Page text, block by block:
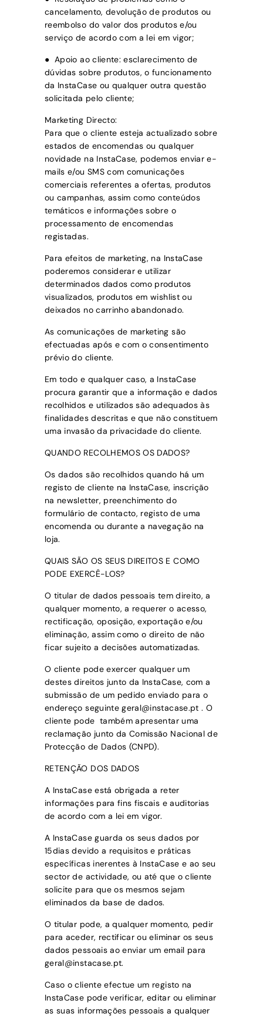
cancelamento, devolução de produtos ou
reembolso do valor dos produtos e/ou
serviço de acordo com a lei em vigor;
● Apoio ao cliente: esclarecimento de
dúvidas sobre produtos, o funcionamento
da InstaCase ou qualquer outra questão
solicitada pelo cliente;
Marketing Directo:
Para que o cliente esteja actualizado sobre
estados de encomendas ou qualquer
novidade na InstaCase, podemos enviar e-
mails e/ou SMS com comunicações
comerciais referentes a ofertas, produtos
ou campanhas, assim como conteúdos
temáticos e informações sobre o
processamento de encomendas
registadas.
Para efeitos de marketing, na InstaCase
poderemos considerar e utilizar
determinados dados como produtos
visualizados, produtos em wishlist ou
deixados no carrinho abandonado.
As comunicações de marketing são
efectuadas após e com o consentimento
prévio do cliente.
Em todo e qualquer caso, a InstaCase
procura garantir que a informação e dados
recolhidos e utilizados são adequados às
finalidades descritas e que não constituem
uma invasão da privacidade do cliente.
QUANDO RECOLHEMOS OS DADOS?
Os dados são recolhidos quando há um
registo de cliente na InstaCase, inscrição
na newsletter, preenchimento do
formulário de contacto, registo de uma
encomenda ou durante a navegação na
loja.
QUAIS SÃO OS SEUS DIREITOS E COMO
PODE EXERCÊ-LOS?
O titular de dados pessoais tem direito, a
qualquer momento, a requerer o acesso,
rectificação, oposição, exportação e/ou
eliminação, assim como o direito de não
ficar sujeito a decisões automatizadas.
O cliente pode exercer qualquer um
destes direitos junto da InstaCase, com a
submissão de um pedido enviado para o
endereço seguinte geral@instacase.pt . O
cliente pode também apresentar uma
reclamação junto da Comissão Nacional de
Protecção de Dados (CNPD).
RETENÇÃO DOS DADOS
A InstaCaseestá obrigada a reter
informações para fins fiscais e auditorias
de acordo com a lei em vigor.
A InstaCaseguarda os seus dados por
15diasdevido a requisitos e práticas
específicas inerentes à InstaCase e ao seu
sector de actividade, ou até que o cliente
solicite para que os mesmos sejam
eliminados da base de dados.
O titular pode, a qualquer momento, pedir
para aceder, rectificar ou eliminar os seus
dados pessoais ao enviar um email para
geral@instacase.pt.
Caso o cliente efectue um registo na
InstaCase pode verificar, editar ou eliminar
as suas informações pessoais a qualquer